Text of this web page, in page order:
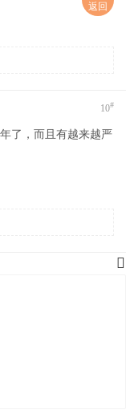
10#
了，而且有越来越严
返回
